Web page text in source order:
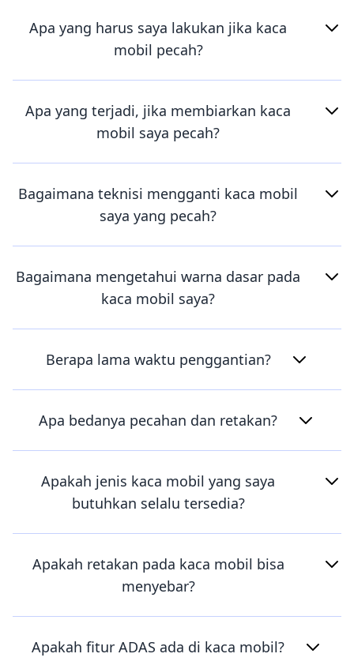
Apa yang harus saya lakukan jika kaca
mobil pecah?
Apa yang terjadi, jika membiarkan kaca
mobil saya pecah?
Bagaimana teknisi mengganti kaca mobil
saya yang pecah?
Bagaimana mengetahui warna dasar pada
kaca mobil saya?
Berapa lama waktu penggantian?
Apa bedanya pecahan dan retakan?
Apakah jenis kaca mobil yang saya
butuhkan selalu tersedia?
Apakah retakan pada kaca mobil bisa
menyebar?
Apakah fitur ADAS ada di kaca mobil?